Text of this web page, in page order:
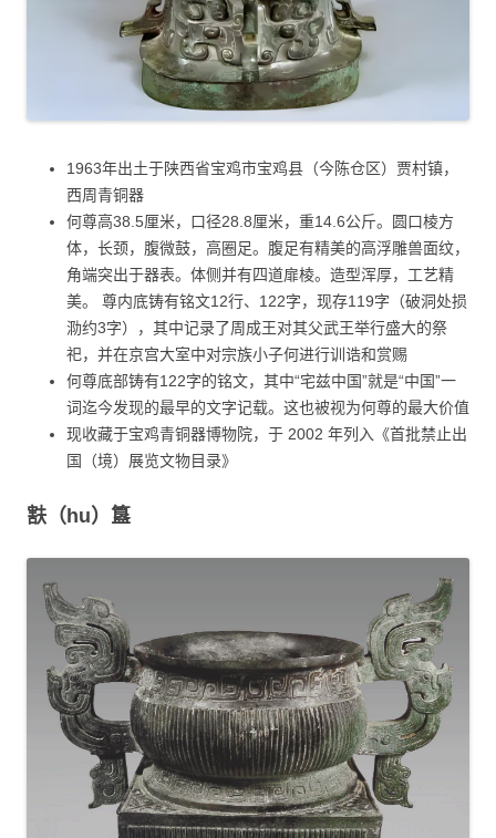
1963年出土于陕西省宝鸡市宝鸡县（今陈仓区）贾村镇，
西周青铜器
何尊高38.5厘米，口径28.8厘米，重14.6公斤。圆口棱方
体，长颈，腹微鼓，高圈足。腹足有精美的高浮雕兽面纹，
角端突出于器表。体侧并有四道扉棱。造型浑厚，工艺精
美。 尊内底铸有铭文12行、122字，现存119字（破洞处损
泐约3字），其中记录了周成王对其父武王举行盛大的祭
祀，并在京宫大室中对宗族小子何进行训诰和赏赐
何尊底部铸有122字的铭文，其中“宅兹中国”就是“中国”一
词迄今发现的最早的文字记载。这也被视为何尊的最大价值
现收藏于宝鸡青铜器博物院，于 2002 年列入《首批禁止出
国（境）展览文物目录》
㝬（hu）簋